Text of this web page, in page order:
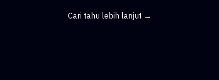
Cari tahu lebih lanjut →